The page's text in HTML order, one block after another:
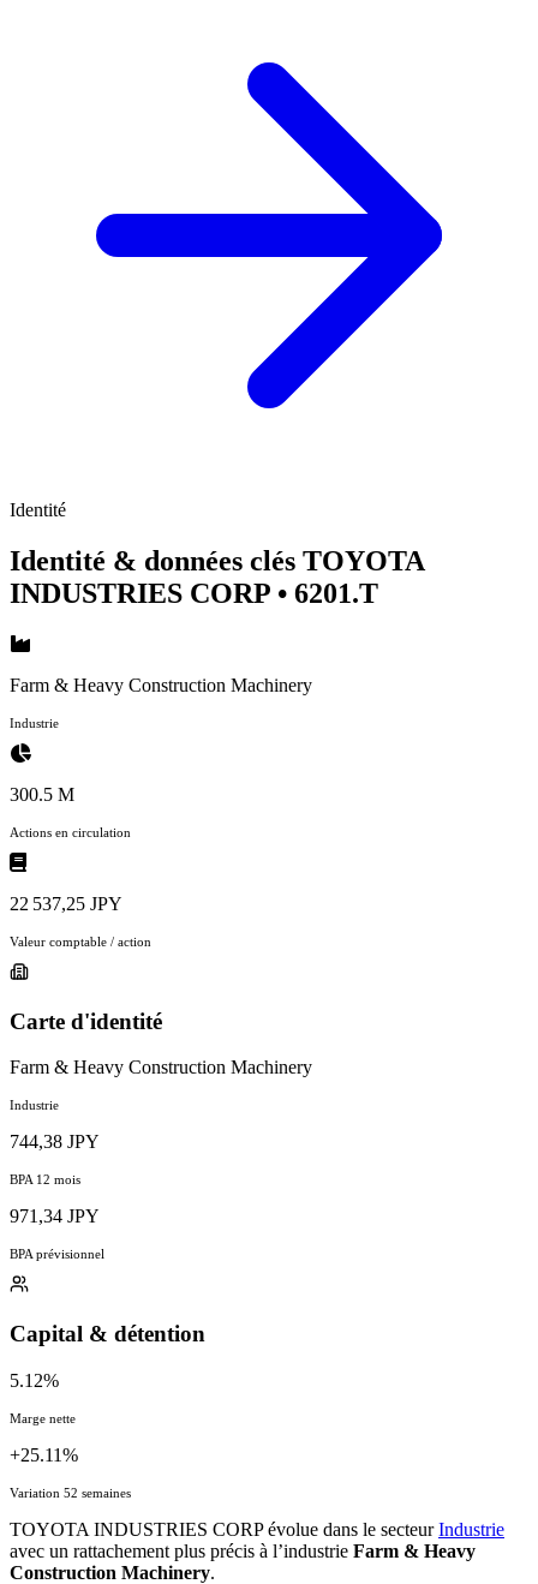
Identité
Identité & données clés TOYOTA
INDUSTRIES CORP • 6201.T
Farm & Heavy Construction Machinery
Industrie
300.5 M
Actions en circulation
22 537,25 JPY
Valeur comptable / action
Carte d'identité
Farm & Heavy Construction Machinery
Industrie
744,38 JPY
BPA 12 mois
971,34 JPY
BPA prévisionnel
Capital & détention
5.12%
Marge nette
+25.11%
Variation 52 semaines
TOYOTA INDUSTRIES CORP évolue dans le secteurIndustrie
avec un rattachement plus précis à l’industrie Farm & Heavy
Construction Machinery.